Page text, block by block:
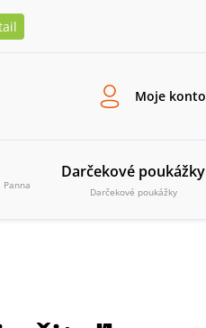
Moje konto
Panna
Darčekové poukážky
Darčekové poukážky